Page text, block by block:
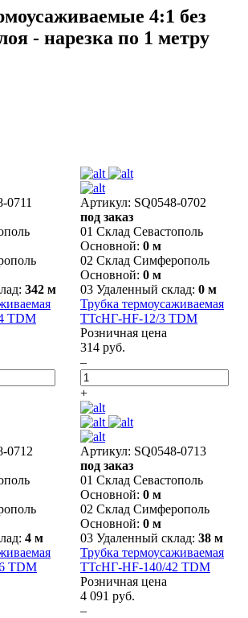
4:1 без
- нарезка по 1 метру
0711
342 м
TDM
Артикул: SQ0548-0702
под заказ
01 Склад Севастополь
Основной: 0 м
02 Склад Симферополь
Основной: 0 м
03 Удаленный склад: 0 м
Трубка термоусаживаемая
ТТсНГ-HF-12/3 TDM
Розничная цена
314 руб.
–
+
0712
4 м
TDM
Артикул: SQ0548-0713
под заказ
01 Склад Севастополь
Основной: 0 м
02 Склад Симферополь
Основной: 0 м
03 Удаленный склад: 38 м
Трубка термоусаживаемая
ТТсНГ-HF-140/42 TDM
Розничная цена
4 091 руб.
–